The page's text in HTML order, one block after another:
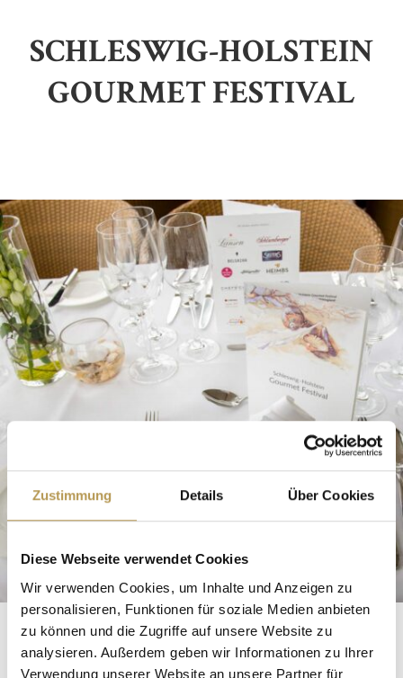
Zustimmung Details Über Cookies
Diese Webseite verwendet Cookies
Wir verwenden Cookies, um Inhalte und Anzeigen zu
personalisieren, Funktionen für soziale Medien anbieten
zu können und die Zugriffe auf unsere Website zu
analysieren. Außerdem geben wir Informationen zu Ihrer
Verwendung unserer Website an unsere Partner für
SCHLESWIG-HOLSTEIN
GOURMET FESTIVAL
SCHLESWIG-